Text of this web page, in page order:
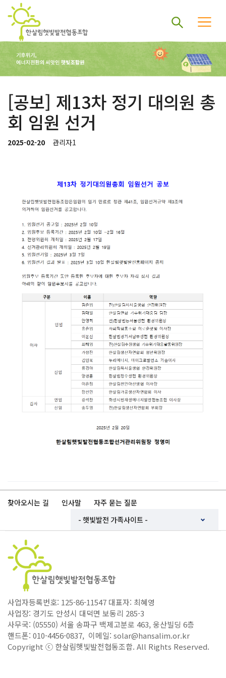
[공보] 제13차 정기 대의원 총
회 임원 선거
2025-02-20 관리자1
찾아오시는 길 인사말 자주 묻는 질문
사업자등록번호: 125-86-11547 대표자: 최혜영
사업장: 경기도 안성시 대덕면 보동리 285-3
사무국: (05550) 서울 송파구 백제고분로 463, 웅산빌딩 6층
핸드폰: 010-4456-0837, 이메일: solar@hansalim.or.kr
Copyright ⓒ 한살림햇빛발전협동조합. All Rights Reserved.